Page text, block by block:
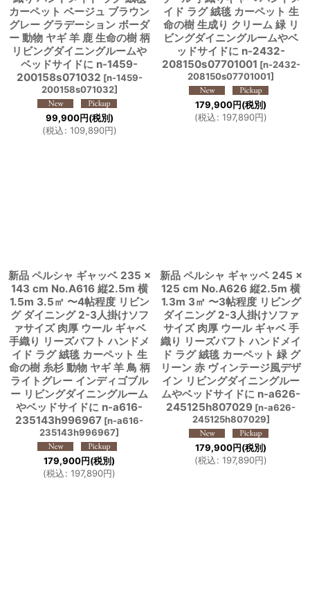
カーペット ベージュ ブラウン
グレー グラデーション ボーダ
ー 動物 ヤギ 羊 鹿 生命の樹 柄
リビングダイニングルームや
ベッドサイドに n-1459-
200158s071032 [n-1459-
200158s071032]
99,900円(税別)
(税込: 109,890円)
イド ラグ 絨毯 カーペット 生
命の樹 生成り クリーム 緑 リ
ビングダイニングルームやベ
ッドサイドに n-2432-
208150s07701001 [n-2432-
208150s07701001]
179,900円(税別)
(税込: 197,890円)
新品 ペルシャ ギャッベ 235 ×
143 cm No.A616 縦2.5m 横
1.5m 3.5㎡ 〜4帖程度 リビン
グ ダイニング 2-3人掛けソフ
ァサイズ 肉厚 ウール ギャベ
手織り リーズバフト ハンドメ
イド ラグ 絨毯 カーペット 生
命の樹 糸杉 動物 ヤギ 羊 鳥 柄
ライトグレー インディゴブル
ー リビングダイニングルーム
やベッドサイドに n-a616-
235143h996967 [n-a616-
235143h996967]
179,900円(税別)
(税込: 197,890円)
新品 ペルシャ ギャッベ 245 ×
125 cm No.A626 縦2.5m 横
1.3m 3㎡ 〜3帖程度 リビング
ダイニング 2-3人掛けソファ
サイズ 肉厚 ウール ギャベ 手
織り リーズバフト ハンドメイ
ド ラグ 絨毯 カーペット 緑 グ
リーン 赤 ヴィンテージ風デザ
イン リビングダイニングルー
ムやベッドサイドに n-a626-
245125h807029 [n-a626-
245125h807029]
179,900円(税別)
(税込: 197,890円)